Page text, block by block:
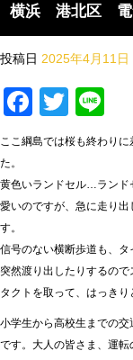
横浜 港北区 電
投稿日 2025年4月11日
ここ綱島では桜も終わり
た。
黄色いランドセル…ランド
愛いのですが、急に走り
す。
信号のない横断歩道も、
突然渡り出したりするの
タクトを取って、はっきり
小学生から高校生までの
です。大人の皆さま、運転